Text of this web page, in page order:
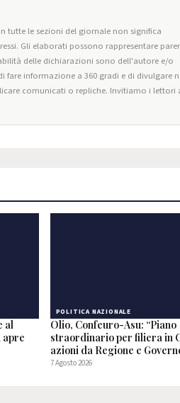
tutte le sezioni del giornale non significa
Gli elaborati possono rappresentare
delle dichiarazioni sono dell'autore e/o
informazione a 360 gradi e di divulgare
comunicati o repliche. Invitiamo i lettori
al
apre
POLITICA NAZIONALE
Olio, Confeuro-Asu: “Piano
straordinario per filiera in
azioni da Regione e
7 Agosto 2026